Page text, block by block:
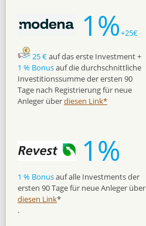
1%+25€
25 €auf das erste Investment +
1 % Bonusauf die durchschnittliche
Investitionssumme der ersten 90
Tage nach Registrierung für neue
Anleger überdiesen Link*
1%
1 % Bonusauf alle Investments der
ersten 90 Tage für neue Anleger über
diesen Link*
.